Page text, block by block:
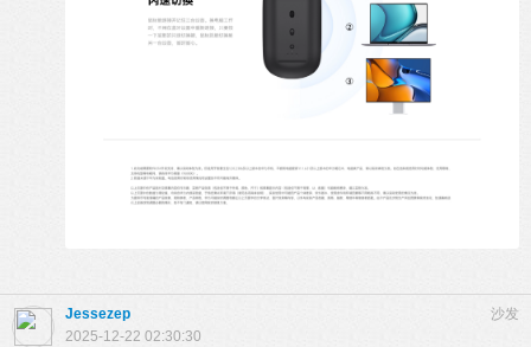
沙发
Jessezep
2025-12-22 02:30:30